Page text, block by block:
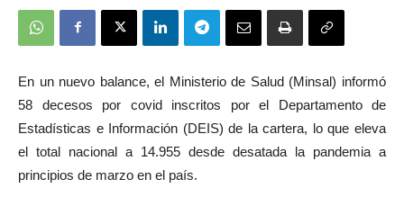
En un nuevo balance, el Ministerio de Salud (Minsal) informó
58 decesos por covid inscritos por el Departamento de
Estadísticas e Información (DEIS) de la cartera, lo que eleva
el total nacional a 14.955 desde desatada la pandemia a
principios de marzo en el país.